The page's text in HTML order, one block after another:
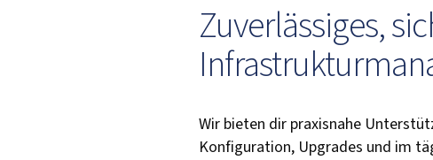
Zuverlässiges,
Wir bieten dir praxisnahe
Konfiguration, Upgrades und im